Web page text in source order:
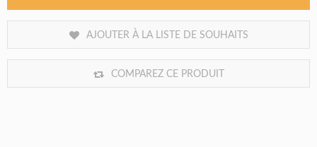
AJOUTER À LA LISTE DE SOUHAITS
COMPAREZ CE PRODUIT